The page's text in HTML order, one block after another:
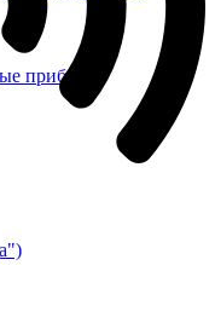
приборы